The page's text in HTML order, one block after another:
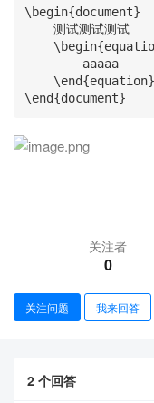
\begin{document}
\end{document}
关注者
0
关注问题 我来回答
2 个回答